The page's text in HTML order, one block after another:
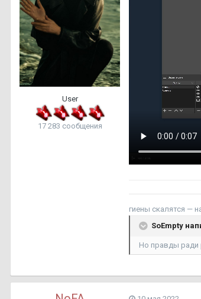
User
17 283 сообщения
гиены скалятся —
SoEmpty
Но правды ради